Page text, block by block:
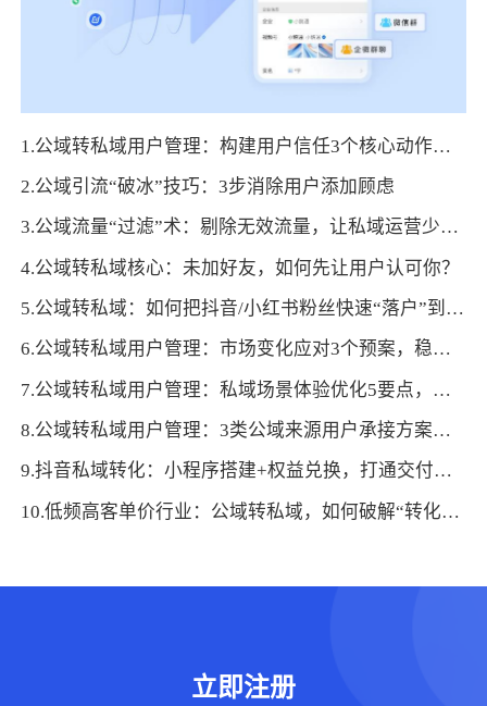
1.公域转私域用户管理：构建用户信任3个核心动作，破解私域转化卡点
2.公域引流“破冰”技巧：3步消除用户添加顾虑
3.公域流量“过滤”术：剔除无效流量，让私域运营少走弯路
4.公域转私域核心：未加好友，如何先让用户认可你？
5.公域转私域：如何把抖音/小红书粉丝快速“落户”到私域商城？
6.公域转私域用户管理：市场变化应对3个预案，稳定私域运营效果
7.公域转私域用户管理：私域场景体验优化5要点，让流量“留得住愿互动”
8.公域转私域用户管理：3类公域来源用户承接方案，提高转化成功率
9.抖音私域转化：小程序搭建+权益兑换，打通交付闭环
10.低频高客单价行业：公域转私域，如何破解“转化困局”？
立即注册